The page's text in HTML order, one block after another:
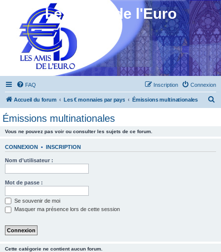
Les Amis de l'Euro
FAQ Connexion
Inscription
Accueil du forum Les € monnaies par pays Émissions multinationales
Émissions multinationales
Vous ne pouvez pas voir ou consulter les sujets de ce forum.
CONNEXION • INSCRIPTION
Nom d’utilisateur :
Mot de passe :
Se souvenir de moi
Masquer ma présence lors de cette session
Cette catégorie ne contient aucun forum.